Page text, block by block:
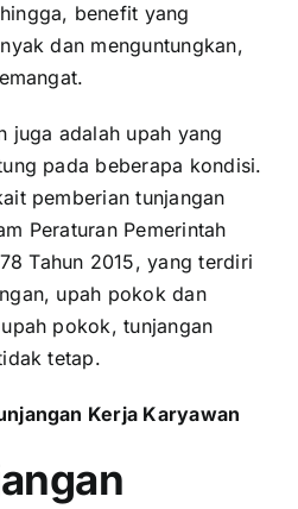
benefit yang
dan menguntungkan,
juga adalah upah yang
pada beberapa kondisi.
pemberian tunjangan
Peraturan Pemerintah
Tahun 2015, yang terdiri
upah pokok dan
pokok, tunjangan
tetap.
Kerja Karyawan